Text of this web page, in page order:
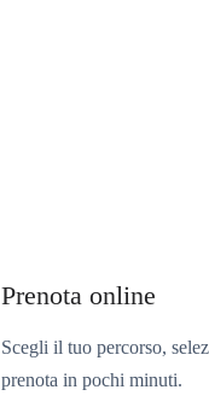
Prenota online
Scegli il tuo percorso,
prenota in pochi minuti.